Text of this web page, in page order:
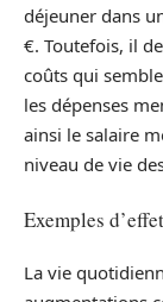
déjeuner dans
€. Toutefois, il
coûts qui
les dépenses
ainsi le salaire
niveau de vie
Exemples
La vie